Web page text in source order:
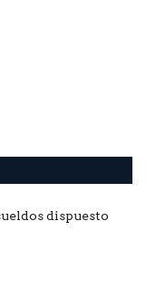
dispuesto